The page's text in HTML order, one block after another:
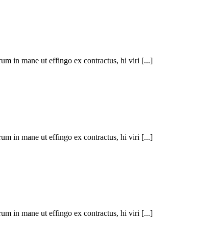
in mane ut effingo ex contractus, hi viri [...]
in mane ut effingo ex contractus, hi viri [...]
in mane ut effingo ex contractus, hi viri [...]